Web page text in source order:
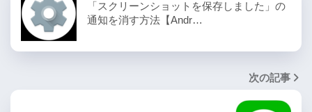
「スクリーンショットを保存しました」の
通知を消す方法【Andr…
次の記事